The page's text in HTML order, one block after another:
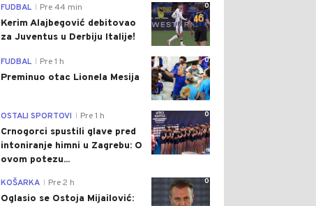
0
FUDBAL Pre 44 min
Kerim Alajbegović debitovao
za Juventus u Derbiju Italije!
0
FUDBAL Pre 1 h
Preminuo otac Lionela Mesija
0
OSTALI SPORTOVI Pre 1 h
Crnogorci spustili glave pred
intoniranje himni u Zagrebu: O
ovom potezu...
0
KOŠARKA Pre 2 h
Oglasio se Ostoja Mijailović: